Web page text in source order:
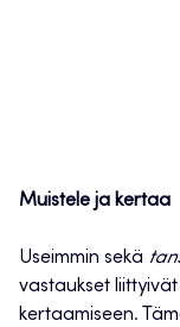
Muistele ja kertaa
Useimmin sekä
vastaukset
kertaamiseen.